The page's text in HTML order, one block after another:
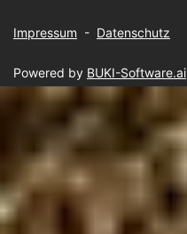
Impressum - Datenschutz
Powered by BUKI-Software.ai